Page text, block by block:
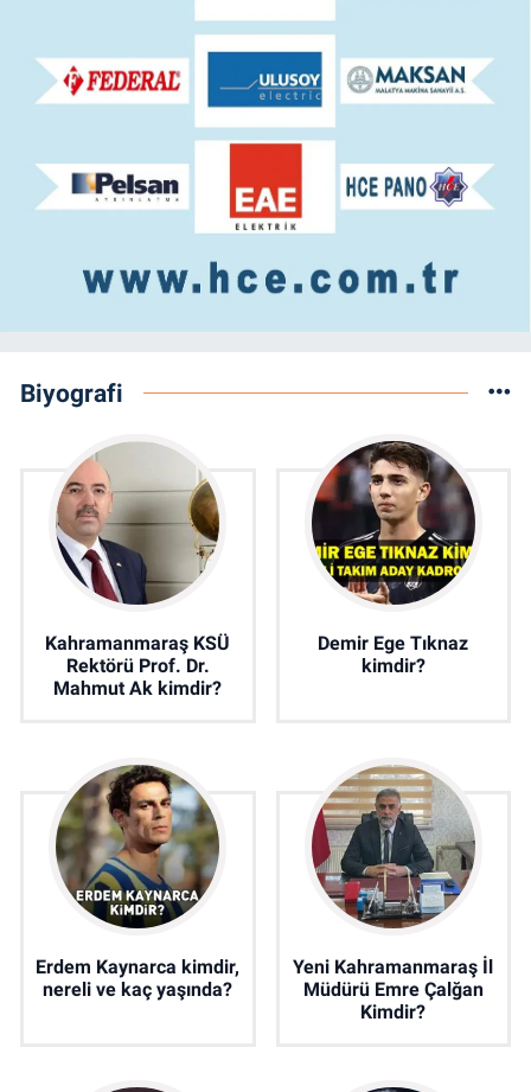
Biyografi
Kahramanmaraş KSÜ
Rektörü Prof. Dr.
Mahmut Ak kimdir?
Demir Ege Tıknaz
kimdir?
Erdem Kaynarca kimdir,
nereli ve kaç yaşında?
Yeni Kahramanmaraş İl
Müdürü Emre Çalğan
Kimdir?